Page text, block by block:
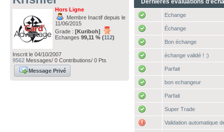
Hors Ligne
Membre Inactif depuis le
11/06/2015
Grade : [Kuriboh]
Echanges 99,11 % (112)
Inscrit le 04/10/2007
9562 Messages/ 0 Contributions/ 0 Pts
Message Privé
Dernières évaluations
Echange
Échange
Bon échange
échange validé ! :)
Parfait
bon echangeur
Parfait
Super Trade
Validation automatique